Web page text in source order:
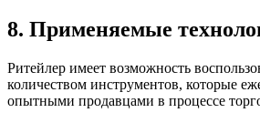
8. Применяемые
Ритейлер имеет возможность
количеством инструментов, которые
опытными продавцами в процессе